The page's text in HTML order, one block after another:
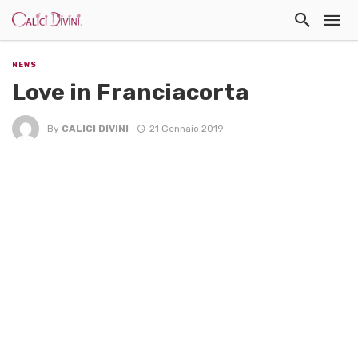
NEWS
Love in Franciacorta
By CALICI DIVINI 21 Gennaio 2019